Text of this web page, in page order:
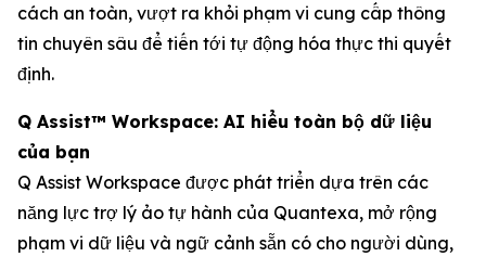
cách an toàn, vượt ra khỏi phạm vi cung cấp thông
tin chuyên sâu để tiến tới tự động hóa thực thi quyết
định.
Q Assist™ Workspace: AI hiểu toàn bộ dữ liệu
của bạn
Q Assist Workspace được phát triển dựa trên các
năng lực trợ lý ảo tự hành của Quantexa, mở rộng
phạm vi dữ liệu và ngữ cảnh sẵn có cho người dùng,